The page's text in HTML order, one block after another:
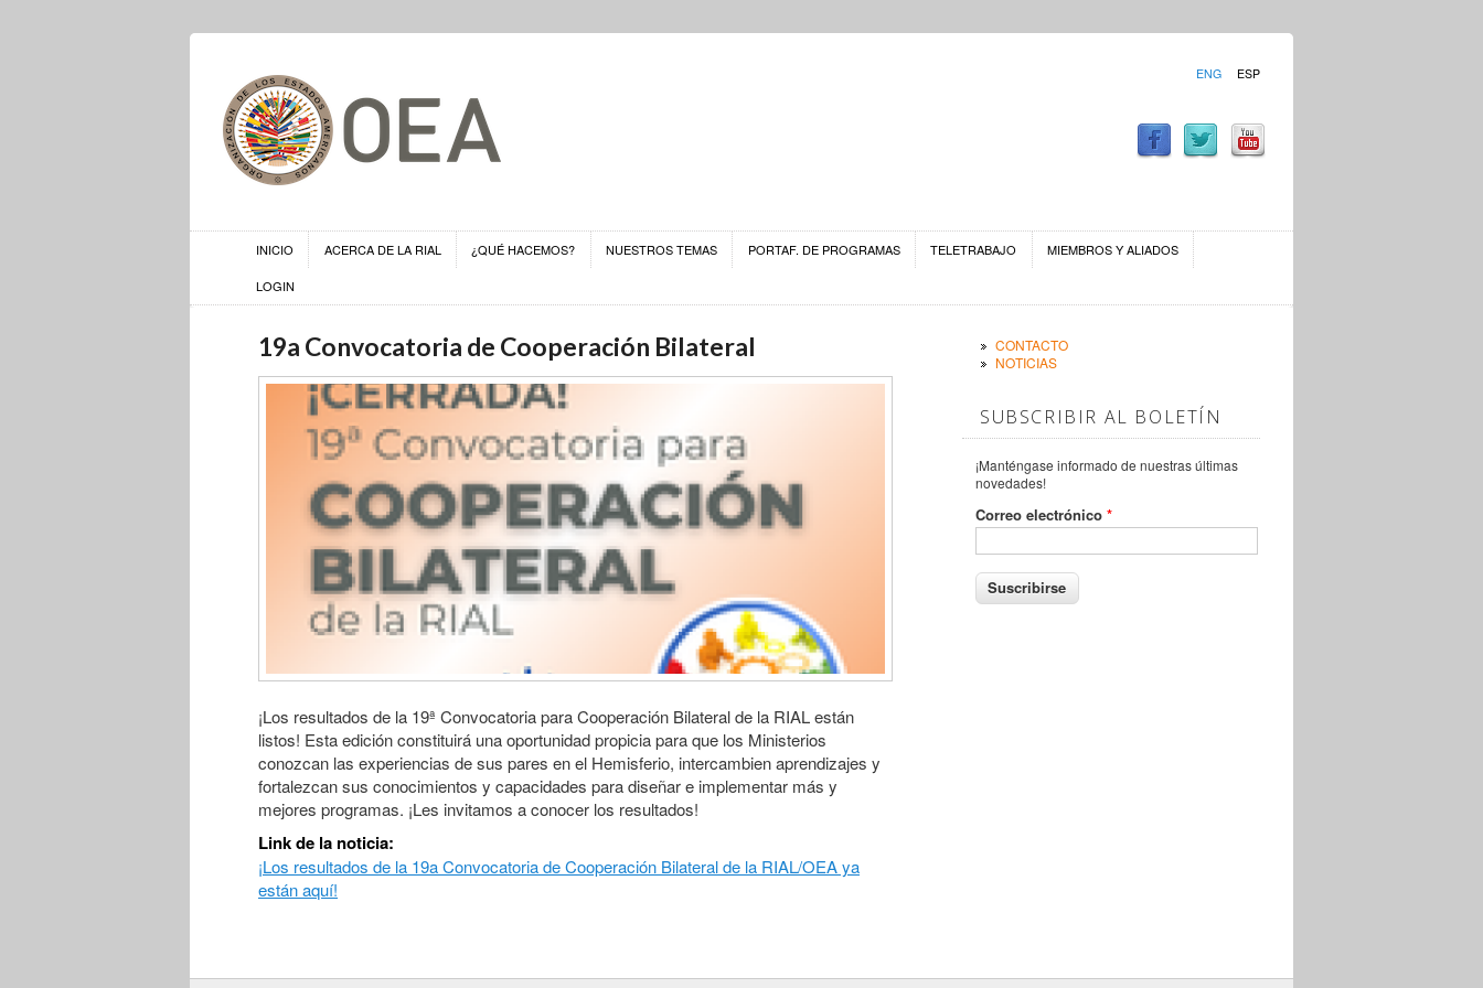
ENG ESP
INICIO ACERCA DE LA RIAL ¿QUÉ HACEMOS? NUESTROS TEMAS PORTAF. DE PROGRAMAS TELETRABAJO MIEMBROS Y ALIADOS
LOGIN
19a Convocatoria de Cooperación Bilateral
¡Los resultados de la 19ª Convocatoria para Cooperación Bilateral de la RIAL están
listos! Esta edición constituirá una oportunidad propicia para que los Ministerios
conozcan las experiencias de sus pares en el Hemisferio, intercambien aprendizajes y
fortalezcan sus conocimientos y capacidades para diseñar e implementar más y
mejores programas. ¡Les invitamos a conocer los resultados!
Link de la noticia:
¡Los resultados de la 19a Convocatoria de Cooperación Bilateral de la RIAL/OEA ya
están aquí!
CONTACTO
NOTICIAS
SUBSCRIBIR AL BOLETÍN
¡Manténgase informado de nuestras últimas
novedades!
Correo electrónico *